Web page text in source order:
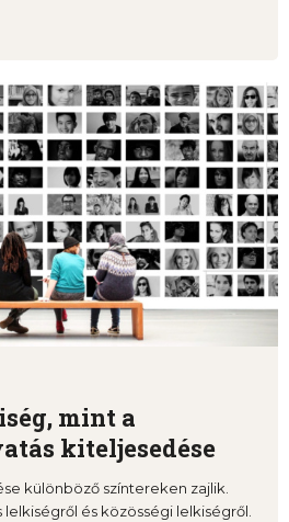
mint a
kiteljesedése
különböző színtereken zajlik.
és közösségi lelkiségről.